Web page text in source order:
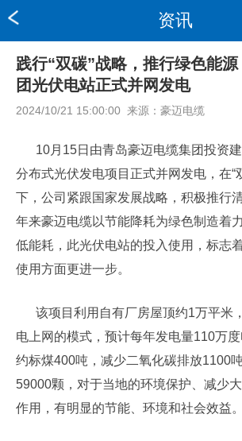
资讯
践行“双碳”战略，推行绿色能
团光伏电站正式并网发电
2024/10/21 15:00:00 来源： 豪迈电缆
10月15日由青岛豪迈电缆集团投资
分布式光伏发电项目正式并网发电，在“
下，公司紧跟国家发展战略，积极推行
年来豪迈电缆以节能降耗为绿色制造着
低能耗，此光伏电站的投入使用，标志
使用方面更进一步。
该项目利用自有厂房屋顶约1万平米
电上网的模式，预计每年发电量110万
约标煤400吨，减少二氧化碳排放1100
59000颗，对于当地的环境保护、减少
作用，有明显的节能、环境和社会效益。